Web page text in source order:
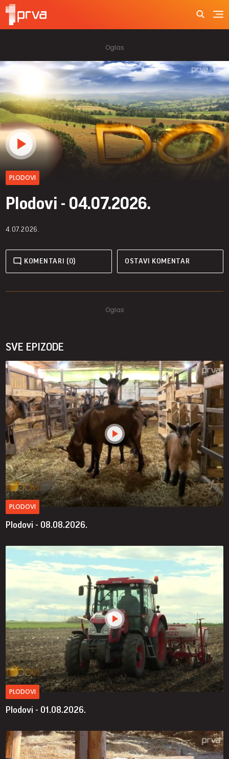
PLODOVI
Plodovi - 04.07.2026.
4.07.2026.
KOMENTARI (0) OSTAVI KOMENTAR
SVE EPIZODE
PLODOVI
Plodovi - 08.08.2026.
PLODOVI
Plodovi - 01.08.2026.